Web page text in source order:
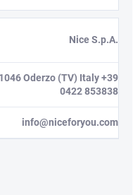
Nice S.p.A.
Oderzo (TV) Italy +39
0422 853838
info@niceforyou.com